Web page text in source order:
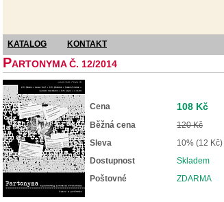
KATALOG KONTAKT
PARTONYMA Č. 12/2014
Cena 108 Kč
Běžná cena
120 Kč
Sleva
10% (12 Kč)
Dostupnost
Skladem
Poštovné
ZDARMA